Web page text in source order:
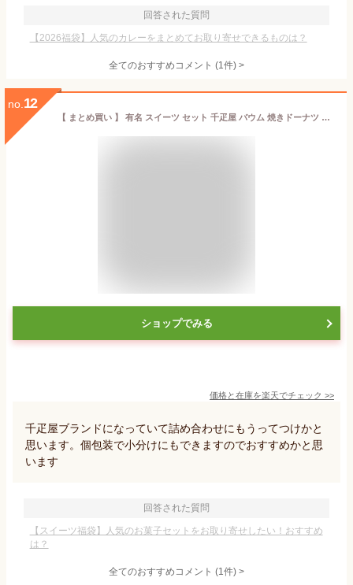
回答された質問
【2026福袋】人気のカレーをまとめてお取り寄せできるものは？
全てのおすすめコメント (1件) >
no. 12
【 まとめ買い 】 有名 スイーツ セット 千疋屋 バウム 焼きドーナツ クッキー 焼菓子 3点 詰め合せ お菓子 スイーツセット 人気 お茶菓子 手土産 個包装 小分け 手土産 年始 お返し 挨拶 出産内祝い お祝い 食べ比べ お菓子福袋 お試し (AD)軽 80代 結婚祝い お歳暮 七五三
ショップでみる
価格と在庫を楽天でチェック >>
千疋屋ブランドになっていて詰め合わせにもうってつけかと
思います。個包装で小分けにもできますのでおすすめかと思
います
回答された質問
【スイーツ福袋】人気のお菓子セットをお取り寄せしたい！おすすめ
は？
全てのおすすめコメント (1件) >